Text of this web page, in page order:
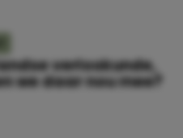
verloskunde,
we daar nou mee?